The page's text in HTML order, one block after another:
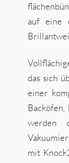
auf eine
das sich
einer
werden
mit